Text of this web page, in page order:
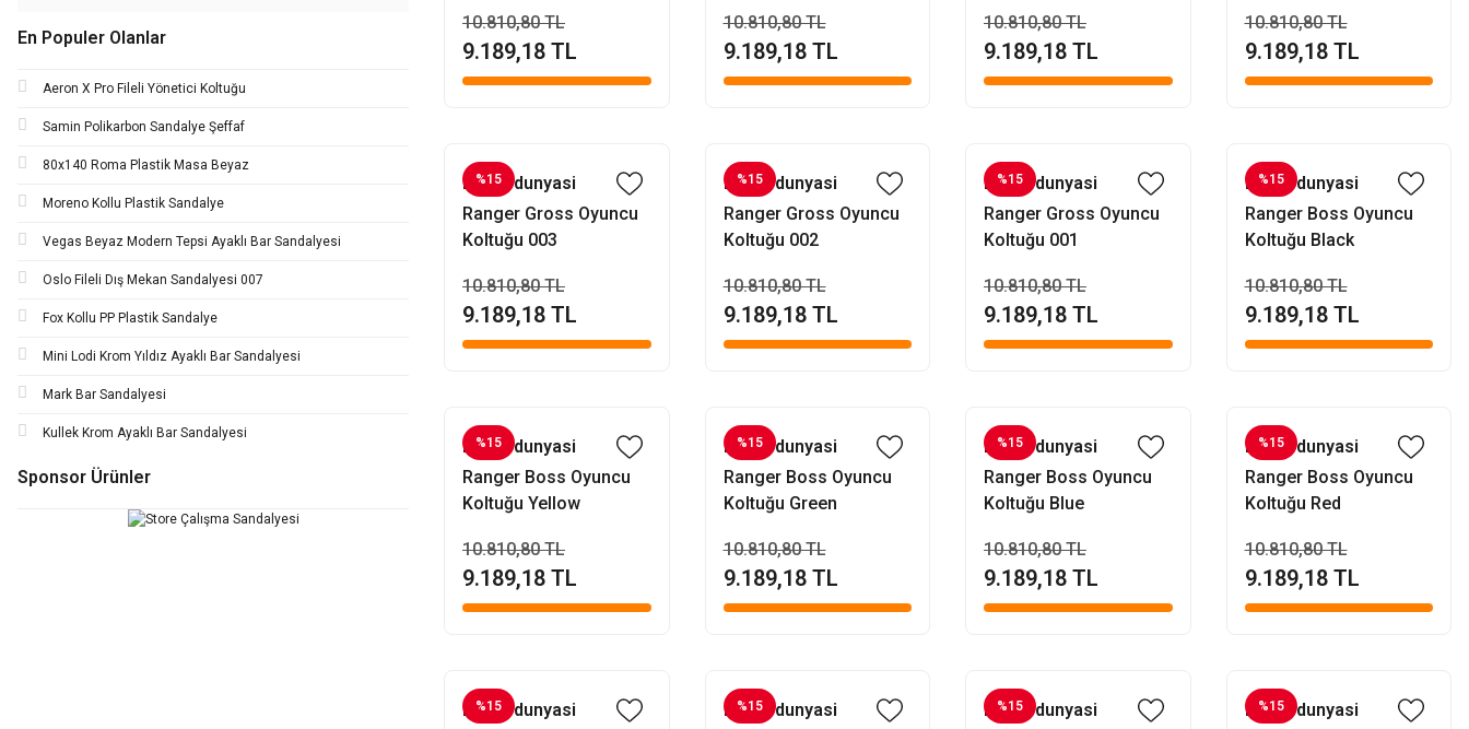
En Populer Olanlar
Aeron X Pro Fileli Yönetici Koltuğu
Samin Polikarbon Sandalye Şeffaf
80x140 Roma Plastik Masa Beyaz
Moreno Kollu Plastik Sandalye
Vegas Beyaz Modern Tepsi Ayaklı Bar Sandalyesi
Oslo Fileli Dış Mekan Sandalyesi 007
Fox Kollu PP Plastik Sandalye
Mini Lodi Krom Yıldız Ayaklı Bar Sandalyesi
Mark Bar Sandalyesi
Kullek Krom Ayaklı Bar Sandalyesi
Sponsor Ürünler
10.810,80 TL
9.189,18 TL
10.810,80 TL
9.189,18 TL
10.810,80 TL
9.189,18 TL
10.810,80 TL
9.189,18 TL
%15
Evofisdunyasi
Ranger Gross Oyuncu
Koltuğu 003
10.810,80 TL
9.189,18 TL
%15
Evofisdunyasi
Ranger Gross Oyuncu
Koltuğu 002
10.810,80 TL
9.189,18 TL
%15
Evofisdunyasi
Ranger Gross Oyuncu
Koltuğu 001
10.810,80 TL
9.189,18 TL
%15
Evofisdunyasi
Ranger Boss Oyuncu
Koltuğu Black
10.810,80 TL
9.189,18 TL
%15
Evofisdunyasi
Ranger Boss Oyuncu
Koltuğu Yellow
10.810,80 TL
9.189,18 TL
%15
Evofisdunyasi
Ranger Boss Oyuncu
Koltuğu Green
10.810,80 TL
9.189,18 TL
%15
Evofisdunyasi
Ranger Boss Oyuncu
Koltuğu Blue
10.810,80 TL
9.189,18 TL
%15
Evofisdunyasi
Ranger Boss Oyuncu
Koltuğu Red
10.810,80 TL
9.189,18 TL
%15
Evofisdunyasi
%15
Evofisdunyasi
%15
Evofisdunyasi
%15
Evofisdunyasi